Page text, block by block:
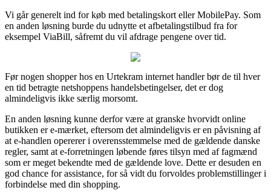
Vi går generelt ind for køb med betalingskort eller MobilePay. Som
en anden løsning burde du udnytte et afbetalingstilbud fra for
eksempel ViaBill, såfremt du vil afdrage pengene over tid.
Før nogen shopper hos en Urtekram internet handler bør de til hver
en tid betragte netshoppens handelsbetingelser, det er dog
almindeligvis ikke særlig morsomt.
En anden løsning kunne derfor være at granske hvorvidt online
butikken er e-mærket, eftersom det almindeligvis er en påvisning af
at e-handlen opererer i overensstemmelse med de gældende danske
regler, samt at e-forretningen løbende føres tilsyn med af fagmænd
som er meget bekendte med de gældende love. Dette er desuden en
god chance for assistance, for så vidt du forvoldes problemstillinger i
forbindelse med din shopping.